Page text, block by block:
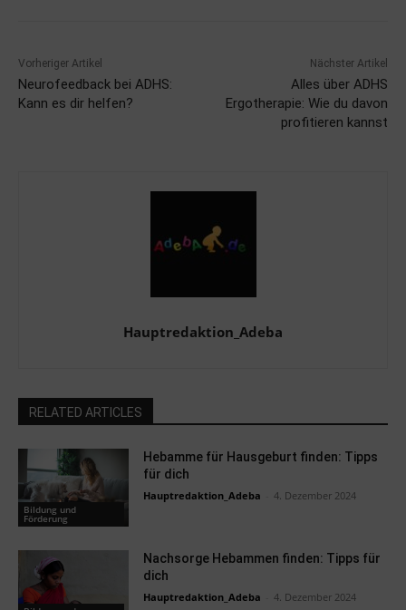
Vorheriger Artikel
Neurofeedback bei ADHS:
Kann es dir helfen?
Nächster Artikel
Alles über ADHS
Ergotherapie: Wie du davon
profitieren kannst
Hauptredaktion_Adeba
RELATED ARTICLES
Bildung und
Förderung
Hebamme für Hausgeburt finden: Tipps
für dich
Hauptredaktion_Adeba 4. Dezember 2024
Nachsorge Hebammen finden: Tipps für
dich
Hauptredaktion_Adeba 4. Dezember 2024